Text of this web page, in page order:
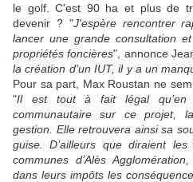
le golf. C'est 90 ha et plus de
devenir ? "J'espère rencontrer
lancer une grande consultation
propriétés foncières", annonce
la création d'un IUT, il y a un
Pour sa part, Max Roustan ne
"Il est tout à fait légal qu’en
communautaire sur ce projet,
gestion. Elle retrouvera ainsi sa
guise. D’ailleurs que diraient
communes d’Alès
dans leurs impôts les